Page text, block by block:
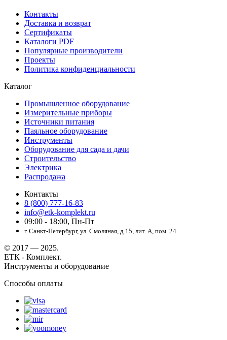
Контакты
Доставка и возврат
Сертификаты
Каталоги PDF
Популярные производители
Проекты
Политика конфиденциальности
Каталог
Промышленное оборудование
Измерительные приборы
Источники питания
Паяльное оборудование
Инструменты
Оборудование для сада и дачи
Строительство
Электрика
Распродажа
Контакты
8 (800) 777-16-83
info@etk-komplekt.ru
09:00 - 18:00, Пн-Пт
г. Санкт-Петербург, ул. Смоляная, д.15, лит. А, пом. 24
© 2017 — 2025.
ЕТК - Комплект.
Инструменты и оборудование
Способы оплаты